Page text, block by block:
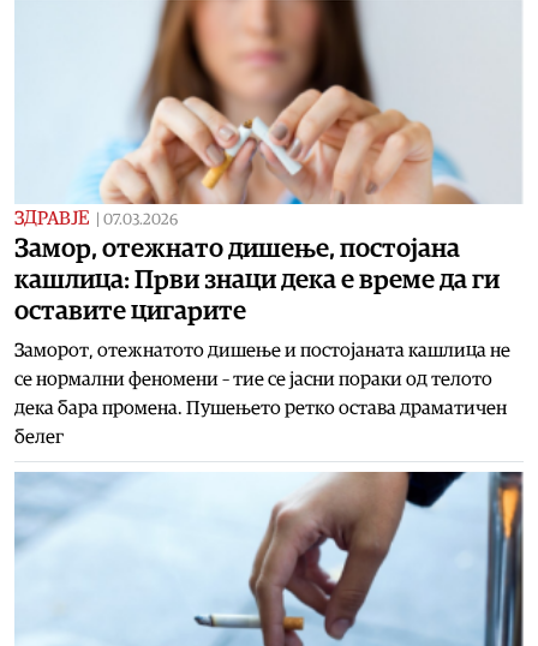
ЗДРАВЈЕ 07.03.2026
Замор, отежнато дишење, постојана
кашлица: Први знаци дека е време да ги
оставите цигарите
Заморот, отежнатото дишење и постојаната кашлица не
се нормални феномени – тие се јасни пораки од телото
дека бара промена. Пушењето ретко остава драматичен
белег